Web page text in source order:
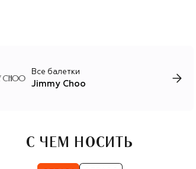
Все балетки
Jimmy Choo
С ЧЕМ НОСИТЬ